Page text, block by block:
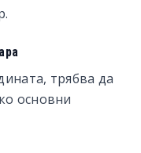
трябва да
основни